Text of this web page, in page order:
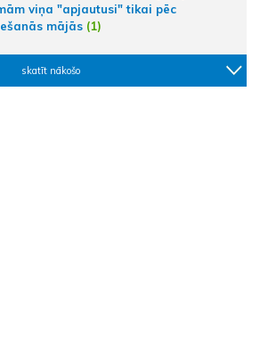
viņa "apjautusi" tikai pēc
mājās (1)
skatīt nākošo